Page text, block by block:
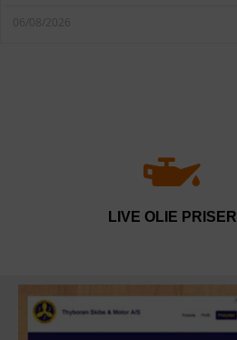
06/08/2026
LIVE OLIE PRISER